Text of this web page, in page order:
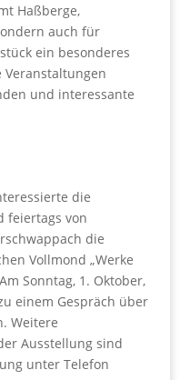
Haßberge,
auch für
ein besonderes
Veranstaltungen
und interessante
die
feiertags von
die
Vollmond „Werke
Sonntag, 1. Oktober,
einem Gespräch über
Weitere
Ausstellung sind
unter Telefon